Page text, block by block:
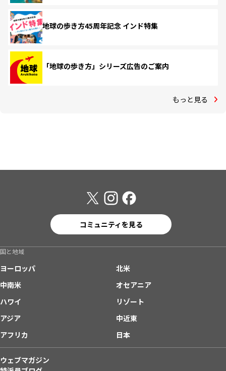
地球の歩き方45周年記念 インド特集
「地球の歩き方」シリーズ広告のご案内
もっと見る
コミュニティを見る
国と地域
ヨーロッパ
北米
中南米
オセアニア
ハワイ
リゾート
アジア
中近東
アフリカ
日本
ウェブマガジン